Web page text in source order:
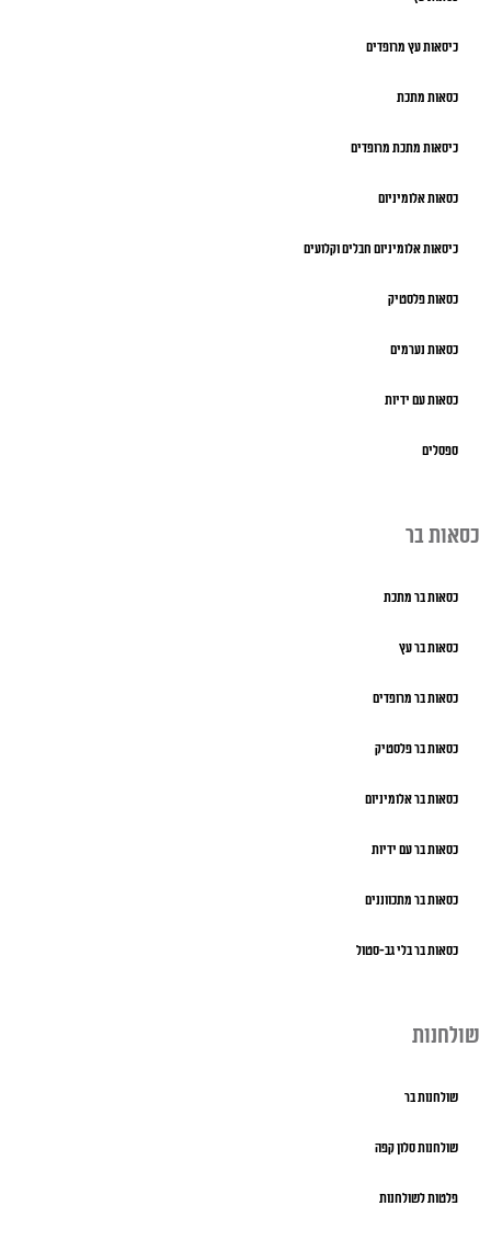
כיסאות עץ מרופדים
כסאות מתכת
כיסאות מתכת מרופדים
כסאות אלומיניום
כיסאות אלומיניום חבלים וקלועים
כסאות פלסטיק
כסאות נערמים
כסאות עם ידיות
ספסלים
כסאות בר
כסאות בר מתכת
כסאות בר עץ
כסאות בר מרופדים
כסאות בר פלסטיק
כסאות בר אלומיניום
כסאות בר עם ידיות
כסאות בר מתכווננים
כסאות בר בלי גב-סטול
שולחנות
שולחנות בר
שולחנות סלון קפה
פלטות לשולחנות